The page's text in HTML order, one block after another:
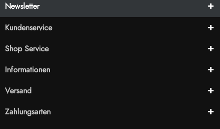
Newsletter
Kundenservice
Shop Service
Informationen
Versand
Zahlungsarten